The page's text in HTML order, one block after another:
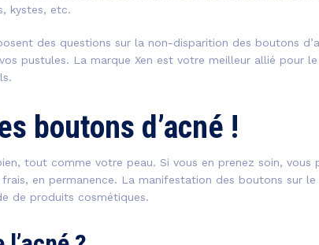
kystes, etc.
des questions sur la non-disparition des boutons
pustules. La marque Xen est votre meilleur allié pour le
boutons d’acné !
tout comme votre peau. Si vous en prenez soin,
en permanence. La manifestation des boutons sur
de produits cosmétiques.